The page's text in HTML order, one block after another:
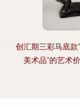
创汇期三彩马底款
美术品”的艺术